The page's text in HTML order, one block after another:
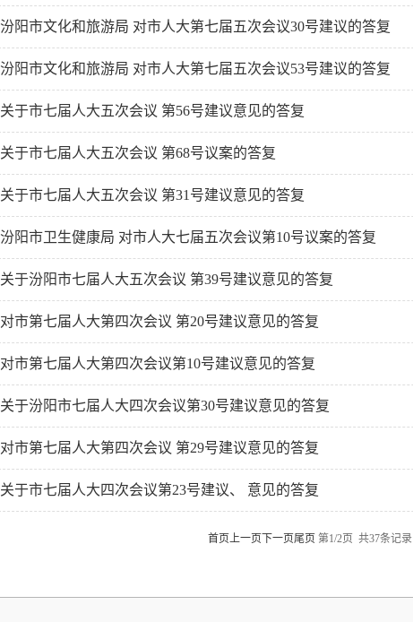
汾阳市文化和旅游局 对市人大第七届五次会议30号建议的答复
汾阳市文化和旅游局 对市人大第七届五次会议53号建议的答复
关于市七届人大五次会议 第56号建议意见的答复
关于市七届人大五次会议 第68号议案的答复
关于市七届人大五次会议 第31号建议意见的答复
汾阳市卫生健康局 对市人大七届五次会议第10号议案的答复
关于汾阳市七届人大五次会议 第39号建议意见的答复
对市第七届人大第四次会议 第20号建议意见的答复
对市第七届人大第四次会议第10号建议意见的答复
关于汾阳市七届人大四次会议第30号建议意见的答复
对市第七届人大第四次会议 第29号建议意见的答复
关于市七届人大四次会议第23号建议、 意见的答复
首页上一页 下一页尾页 第1/2页 共37条记录